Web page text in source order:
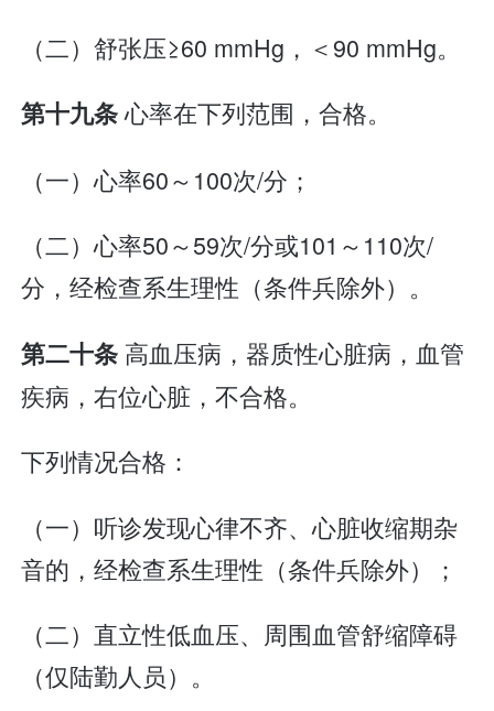
（二）舒张压≥60 mmHg，＜90 mmHg。
第十九条心率在下列范围，合格。
（一）心率60～100次/分；
（二）心率50～59次/分或101～110次/
分，经检查系生理性（条件兵除外）。
第二十条 高血压病，器质性心脏病，血管
疾病，右位心脏，不合格。
下列情况合格：
（一）听诊发现心律不齐、心脏收缩期杂
音的，经检查系生理性（条件兵除外）；
（二）直立性低血压、周围血管舒缩障碍
（仅陆勤人员）。